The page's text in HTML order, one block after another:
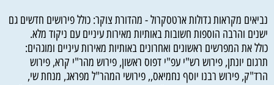
נביאים מקראות גדולות ארטסקרול - מהדורת צוקר: כולל פירושים חדשים גם
ישנים והרבה הוספות חשובות באותיות מאירות עיניים עם ניקוד מלא.
כולל את המפרשים ראשונים ואחרונים באותיות מאירות עיניים ומוגהים:
תרגום יונתן, פירוש רש"י עפ"י דפוס ראשון, פירוש מהר"י קרא, פירוש
הרד"ק, פירוש רבנו יוסף נחמיאס,, פירושי המהר"ל מפראג, מנחת שי,